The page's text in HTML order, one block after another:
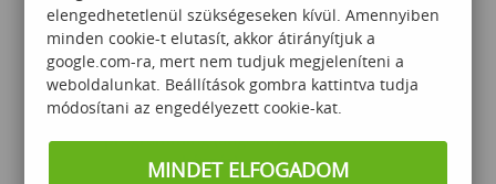
Excel macro training course
– Intermediate Excel
programming (angol nyelvű
képzés)
elengedhetetlenül szükségeseken kívül. Amennyiben
minden cookie-t elutasít, akkor átirányítjuk a
google.com-ra, mert nem tudjuk megjeleníteni a
weboldalunkat. Beállítások gombra kattintva tudja
módosítani az engedélyezett cookie-kat.
MINDET ELFOGADOM